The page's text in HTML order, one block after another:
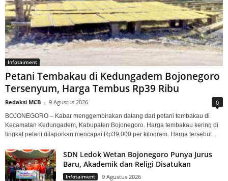
Infotaiment
Petani Tembakau di Kedungadem Bojonegoro
Tersenyum, Harga Tembus Rp39 Ribu
Redaksi MCB - 9 Agustus 2026 0
BOJONEGORO – Kabar menggembirakan datang dari petani tembakau di
Kecamatan Kedungadem, Kabupaten Bojonegoro. Harga tembakau kering di
tingkat petani dilaporkan mencapai Rp39.000 per kilogram. Harga tersebut...
SDN Ledok Wetan Bojonegoro Punya Jurus
Baru, Akademik dan Religi Disatukan
Infotaiment 9 Agustus 2026